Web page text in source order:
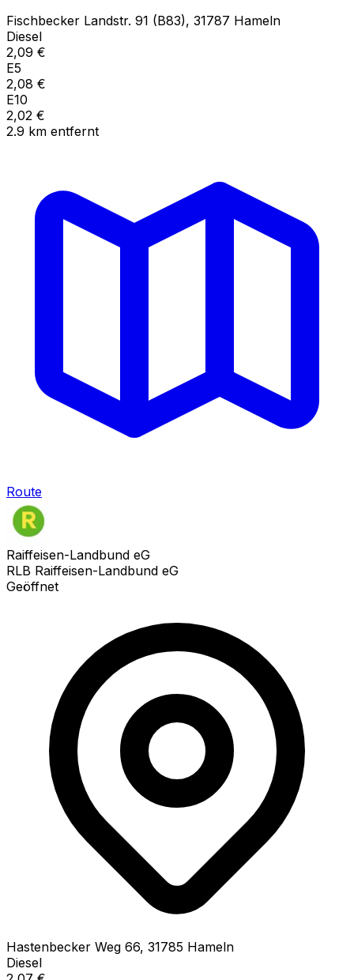
Fischbecker Landstr. 91 (B83), 31787 Hameln
Diesel
2,09 €
E5
2,08 €
E10
2,02 €
2.9 km entfernt
Route
Raiffeisen-Landbund eG
RLB Raiffeisen-Landbund eG
Geöffnet
Hastenbecker Weg 66, 31785 Hameln
Diesel